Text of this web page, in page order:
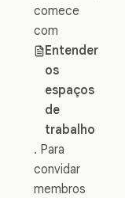
comece
com
Entender
os
espaços
de
trabalho
. Para
convidar
membros